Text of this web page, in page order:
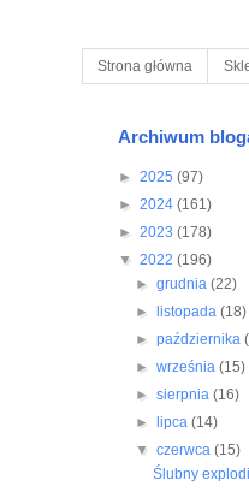
Strona główna
Archiwum
► 2025 (97)
► 2024 (161)
► 2023 (178)
▼ 2022 (196)
► grudnia (22)
►
listopada (18)
► października
► września (15)
► sierpnia (16)
►
lipca (14)
▼ czerwca (15)
Ślubny